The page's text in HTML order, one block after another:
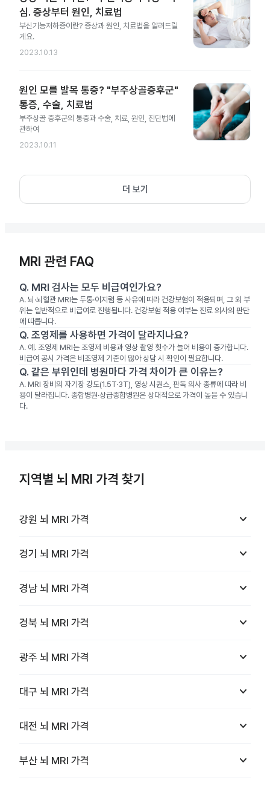
심. 증상부터 원인, 치료법
부신기능저하증이란? 증상과 원인, 치료법을 알려드릴
게요.
2023.10.13
원인 모를 발목 통증? "부주상골증후군"
통증, 수술, 치료법
부주상골 증후군의 통증과 수술, 치료, 원인, 진단법에
관하여
2023.10.11
더 보기
MRI 관련 FAQ
Q. MRI 검사는 모두 비급여인가요?
A. 뇌·뇌혈관 MRI는 두통·어지럼 등 사유에 따라 건강보험이 적용되며, 그 외 부
위는 일반적으로 비급여로 진행됩니다. 건강보험 적용 여부는 진료 의사의 판단
에 따릅니다.
Q. 조영제를 사용하면 가격이 달라지나요?
A. 예. 조영제 MRI는 조영제 비용과 영상 촬영 횟수가 늘어 비용이 증가합니다.
비급여 공시 가격은 비조영제 기준이 많아 상담 시 확인이 필요합니다.
Q. 같은 부위인데 병원마다 가격 차이가 큰 이유는?
A. MRI 장비의 자기장 강도(1.5T·3T), 영상 시퀀스, 판독 의사 종류에 따라 비
용이 달라집니다. 종합병원·상급종합병원은 상대적으로 가격이 높을 수 있습니
다.
지역별 뇌 MRI 가격 찾기
강원 뇌 MRI 가격 keyboard_arrow_down
경기 뇌 MRI 가격 keyboard_arrow_down
경남 뇌 MRI 가격 keyboard_arrow_down
경북 뇌 MRI 가격 keyboard_arrow_down
광주 뇌 MRI 가격 keyboard_arrow_down
대구 뇌 MRI 가격 keyboard_arrow_down
대전 뇌 MRI 가격 keyboard_arrow_down
부산 뇌 MRI 가격 keyboard_arrow_down